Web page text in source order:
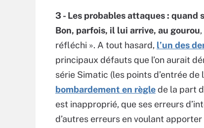
3 - Les probables attaques : quand
Bon, parfois, il lui arrive, au gourou
réfléchi ». A tout hasard, l’un des
principaux défauts que l’on aurait
série Simatic (les points d’entrée
bombardement en règlede la part
est inapproprié, que ses erreurs
d’autres erreurs en voulant